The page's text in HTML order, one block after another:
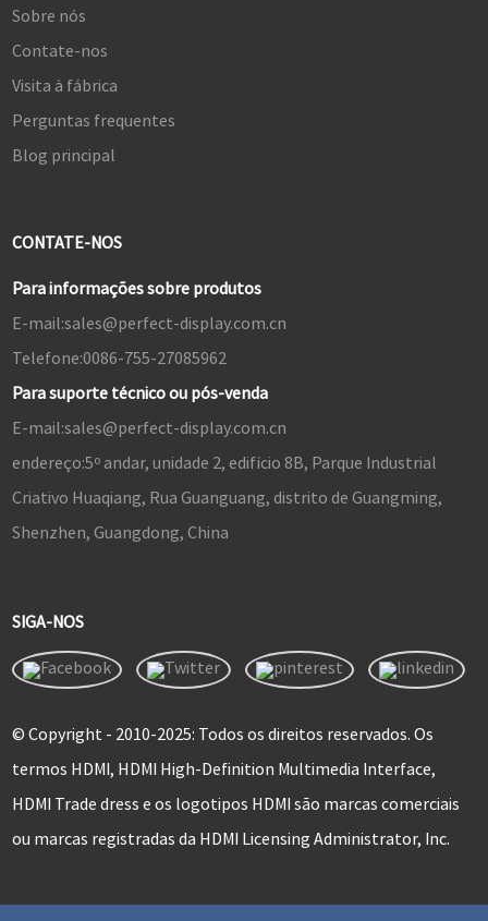
Sobre nós
Contate-nos
Visita à fábrica
Perguntas frequentes
Blog principal
CONTATE-NOS
Para informações sobre produtos
E-mail:sales@perfect-display.com.cn
Telefone:0086-755-27085962
Para suporte técnico ou pós-venda
E-mail:sales@perfect-display.com.cn
endereço:5º andar, unidade 2, edifício 8B, Parque Industrial
Criativo Huaqiang, Rua Guanguang, distrito de Guangming,
Shenzhen, Guangdong, China
SIGA-NOS
© Copyright - 2010-2025: Todos os direitos reservados. Os
termos HDMI, HDMI High-Definition Multimedia Interface,
HDMI Trade dress e os logotipos HDMI são marcas comerciais
ou marcas registradas da HDMI Licensing Administrator, Inc.